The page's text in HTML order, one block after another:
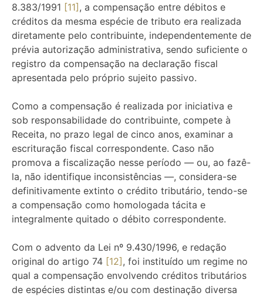
8.383/1991 [11], a compensação entre débitos e
créditos da mesma espécie de tributo era realizada
diretamente pelo contribuinte, independentemente de
prévia autorização administrativa, sendo suficiente o
registro da compensação na declaração fiscal
apresentada pelo próprio sujeito passivo.
Como a compensação é realizada por iniciativa e
sob responsabilidade do contribuinte, compete à
Receita, no prazo legal de cinco anos, examinar a
escrituração fiscal correspondente. Caso não
promova a fiscalização nesse período — ou, ao fazê-
la, não identifique inconsistências —, considera-se
definitivamente extinto o crédito tributário, tendo-se
a compensação como homologada tácita e
integralmente quitado o débito correspondente.
Com o advento da Lei nº 9.430/1996, e redação
original do artigo 74 [12], foi instituído um regime no
qual a compensação envolvendo créditos tributários
de espécies distintas e/ou com destinação diversa